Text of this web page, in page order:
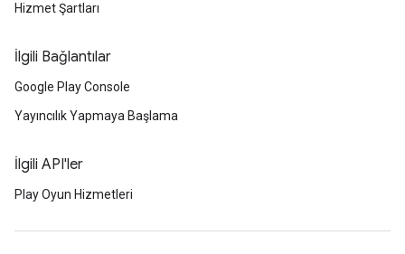
Hizmet Şartları
İlgili Bağlantılar
Google Play Console
Yayıncılık Yapmaya Başlama
İlgili API'ler
Play Oyun Hizmetleri